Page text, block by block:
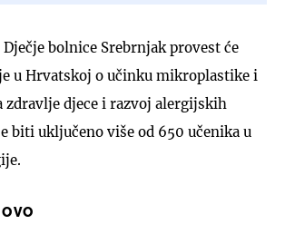
bolnice Srebrnjak provest će
u Hrvatskoj o učinku mikroplastike i
zdravlje djece i razvoj alergijskih
biti uključeno više od 650 učenika u